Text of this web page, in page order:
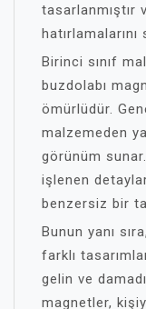
tasarlanmıştır
hatırlamalarını
Birinci sınıf
buzdolabı
ömürlüdür.
malzemeden
görünüm
işlenen
benzersiz bir
Bunun yanı
farklı
gelin ve
magnetler,